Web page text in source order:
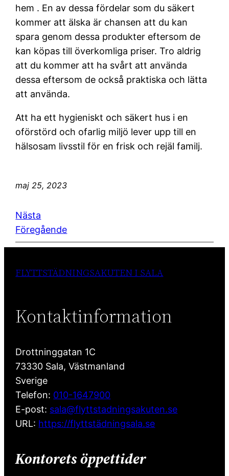
hem . En av dessa fördelar som du säkert
kommer att älska är chansen att du kan
spara genom dessa produkter eftersom de
kan köpas till överkomliga priser. Tro aldrig
att du kommer att ha svårt att använda
dessa eftersom de också praktiska och lätta
att använda.
Att ha ett hygieniskt och säkert hus i en
oförstörd och ofarlig miljö lever upp till en
hälsosam livsstil för en frisk och rejäl familj.
maj 25, 2023
Nästa
Föregående
FLYTTSTÄDNINGSAKUTEN I SALA
Kontaktinformation
Drottninggatan 1C
73330 Sala,Västmanland
Sverige
Telefon: 010-1647900
E-post: sala@flyttstadningsakuten.se
URL: https://flyttstädningsala.se
Kontorets öppettider